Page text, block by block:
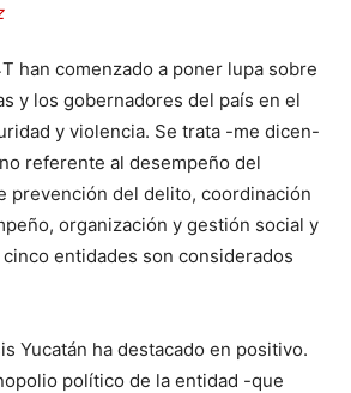
han comenzado a poner lupa sobre
y los gobernadores del país en el
y violencia. Se trata -me dicen-
referente al desempeño del
prevención del delito, coordinación
organización y gestión social y
entidades son considerados
Yucatán ha destacado en positivo.
político de la entidad -que